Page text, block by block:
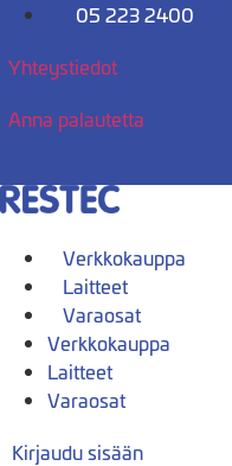
Mene
05 223 2400
Yhteystiedot
Anna palautetta
Verkkokauppa
Laitteet
Varaosat
Verkkokauppa
Laitteet
Varaosat
Kirjaudu sisään